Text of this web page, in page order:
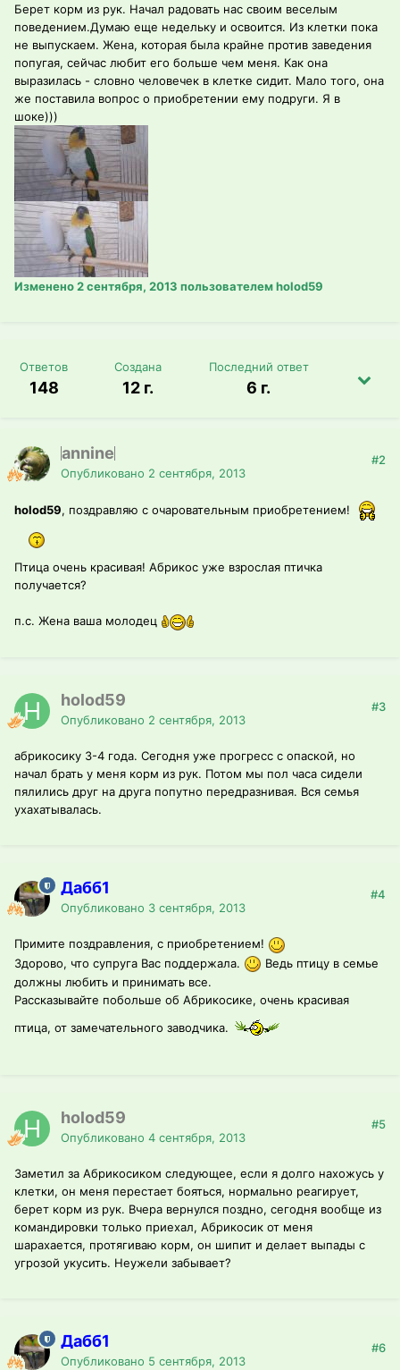
Берет корм из рук. Начал радовать нас своим веселым
поведением.Думаю еще недельку и освоится. Из клетки пока
не выпускаем. Жена, которая была крайне против заведения
попугая, сейчас любит его больше чем меня. Как она
выразилась - словно человечек в клетке сидит. Мало того, она
же поставила вопрос о приобретении ему подруги. Я в
шоке)))
Изменено2 сентября, 2013 пользователем holod59
Ответов
148
Создана
12 г.
Последний ответ
6 г.
annine
Опубликовано 2 сентября, 2013
#2
holod59, поздравляю с очаровательным приобретением!
Птица очень красивая! Абрикос уже взрослая птичка
получается?
п.с. Жена ваша молодец
holod59
Опубликовано 2 сентября, 2013
#3
абрикосику 3-4 года. Сегодня уже прогресс с опаской, но
начал брать у меня корм из рук. Потом мы пол часа сидели
пялились друг на друга попутно передразнивая. Вся семья
ухахатывалась.
Дабб1
Опубликовано 3 сентября, 2013
#4
Примите поздравления, с приобретением!
Здорово, что супруга Вас поддержала.
Ведь птицу в семье
должны любить и принимать все.
Рассказывайте побольше об Абрикосике, очень красивая
птица, от замечательного заводчика.
holod59
Опубликовано 4 сентября, 2013
#5
Заметил за Абрикосиком следующее, если я долго нахожусь у
клетки, он меня перестает бояться, нормально реагирует,
берет корм из рук. Вчера вернулся поздно, сегодня вообще из
командировки только приехал, Абрикосик от меня
шарахается, протягиваю корм, он шипит и делает выпады с
угрозой укусить. Неужели забывает?
Дабб1
Опубликовано 5 сентября, 2013
#6